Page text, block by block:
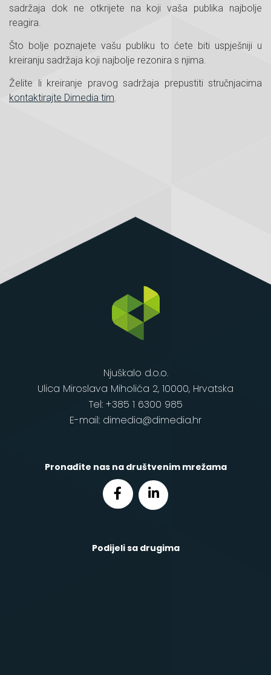
sadržaja dok ne otkrijete na koji vaša publika najbolje
reagira.
Što bolje poznajete vašu publiku to ćete biti uspješniji u
kreiranju sadržaja koji najbolje rezonira s njima.
Želite li kreiranje pravog sadržaja prepustiti stručnjacima
kontaktirajte Dimedia tim
Njuškalo d.o.o.
Ulica Miroslava Miholića 2, 10000, Hrvatska
Tel: +385 1 6300 985
E-mail: dimedia@dimedia.hr
Pronađite nas na društvenim mrežama
Podijeli sa drugima